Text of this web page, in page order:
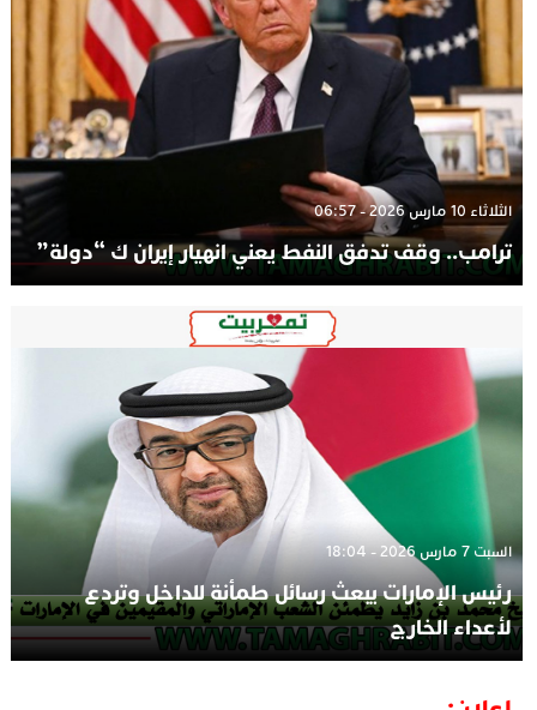
الثلاثاء 10 مارس 2026 - 06:57
ترامب.. وقف تدفق النفط يعني انهيار إيران ك “دولة”
السبت 7 مارس 2026 - 18:04
رئيس الإمارات يبعث رسائل طمأنة للداخل وتردع
لأعداء الخارج